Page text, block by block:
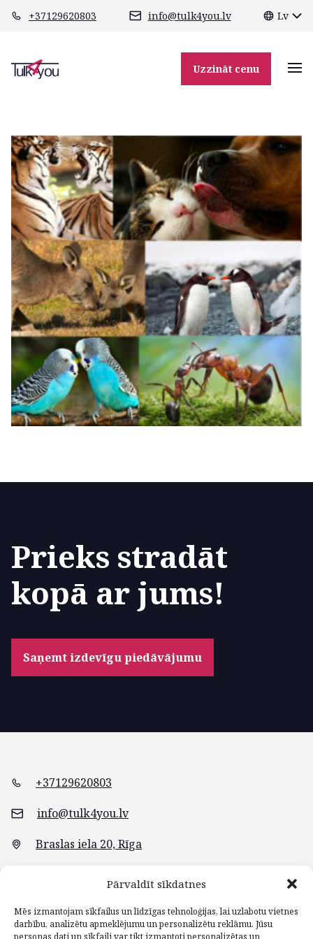
Pārvaldīt sīkdatnes
Mēs izmantojam sīkfailus un līdzīgas tehnoloģijas, lai uzlabotu vietnes
darbību, analizētu apmeklējumu un personalizētu reklāmu. Jūsu
personas dati un sīkfaili var tikt izmantoti personalizētas un
+37129620803 info@tulk4you.lv Lv
Uzzināt cenu
class="header-margin " role="main"
новый коллаж 1
13.12.2023
Prieks stradāt
kopā ar jums!
Saņemt izdevīgu piedāvājumu
+37129620803
info@tulk4you.lv
Braslas iela 20, Rīga